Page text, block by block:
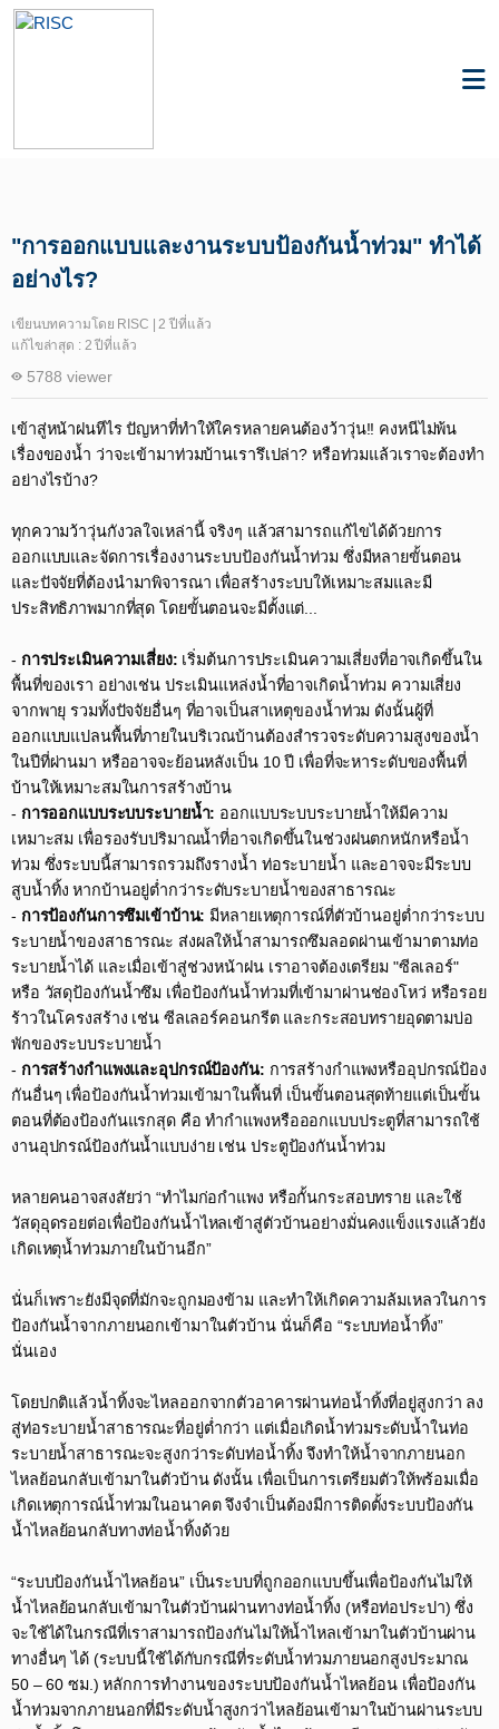
"การออกแบบและงานระบบป้องกันน้ำท่วม" ทำได้
อย่างไร?
เขียนบทความโดย RISC | 2 ปีที่แล้ว
แก้ไขล่าสุด : 2 ปีที่แล้ว
5788 viewer
เข้าสู่หน้าฝนทีไร ปัญหาที่ทำให้ใครหลายคนต้องว้าวุ่น!! คงหนีไม่พ้น
เรื่องของน้ำ ว่าจะเข้ามาท่วมบ้านเรารึเปล่า? หรือท่วมแล้วเราจะต้องทำ
อย่างไรบ้าง?​
ทุกความว้าวุ่นกังวลใจเหล่านี้ จริงๆ แล้วสามารถแก้ไขได้ด้วยการ
ออกแบบและจัดการเรื่องงานระบบป้องกันน้ำท่วม ซึ่งมีหลายขั้นตอน
และปัจจัยที่ต้องนำมาพิจารณา เพื่อสร้างระบบให้เหมาะสมและมี
ประสิทธิภาพมากที่สุด โดยขั้นตอนจะมีตั้งแต่...​
- การประเมินความเสี่ยง: เริ่มต้นการประเมินความเสี่ยงที่อาจเกิดขึ้นใน
พื้นที่ของเรา อย่างเช่น ประเมินแหล่งน้ำที่อาจเกิดน้ำท่วม ความเสี่ยง
จากพายุ รวมทั้งปัจจัยอื่นๆ ที่อาจเป็นสาเหตุของน้ำท่วม ดังนั้นผู้ที่
ออกแบบแปลนพื้นที่ภายในบริเวณบ้านต้องสำรวจระดับความสูงของน้ำ
ในปีที่ผ่านมา หรืออาจจะย้อนหลังเป็น 10 ปี เพื่อที่จะหาระดับของพื้นที่
บ้านให้เหมาะสมในการสร้างบ้าน​
- การออกแบบระบบระบายน้ำ: ออกแบบระบบระบายน้ำให้มีความ
เหมาะสม เพื่อรองรับปริมาณน้ำที่อาจเกิดขึ้นในช่วงฝนตกหนักหรือน้ำ
ท่วม ซึ่งระบบนี้สามารถรวมถึงรางน้ำ ท่อระบายน้ำ และอาจจะมีระบบ
สูบน้ำทิ้ง หากบ้านอยู่ต่ำกว่าระดับระบายน้ำของสาธารณะ​
- การป้องกันการซึมเข้าบ้าน: มีหลายเหตุการณ์ที่ตัวบ้านอยู่ต่ำกว่าระบบ
ระบายน้ำของสาธารณะ ส่งผลให้น้ำสามารถซึมลอดผ่านเข้ามาตามท่อ
ระบายน้ำได้ และเมื่อเข้าสู่ช่วงหน้าฝน เราอาจต้องเตรียม "ซีลเลอร์"
หรือ วัสดุป้องกันน้ำซึม เพื่อป้องกันน้ำท่วมที่เข้ามาผ่านช่องโหว่ หรือรอย
ร้าวในโครงสร้าง เช่น ซีลเลอร์คอนกรีต และกระสอบทรายอุดตามบ่อ
พักของระบบระบายน้ำ​
- การสร้างกำแพงและอุปกรณ์ป้องกัน: การสร้างกำแพงหรืออุปกรณ์ป้อง
กันอื่นๆ เพื่อป้องกันน้ำท่วมเข้ามาในพื้นที่ เป็นขั้นตอนสุดท้ายแต่เป็นขั้น
ตอนที่ต้องป้องกันแรกสุด คือ ทำกำแพงหรือออกแบบประตูที่สามารถใช้
งานอุปกรณ์ป้องกันน้ำแบบง่าย เช่น ประตูป้องกันน้ำท่วม​
หลายคนอาจสงสัยว่า “ทำไมก่อกำแพง หรือกั้นกระสอบทราย และใช้
วัสดุอุดรอยต่อเพื่อป้องกันน้ำไหลเข้าสู่ตัวบ้านอย่างมั่นคงแข็งแรงแล้วยัง
เกิดเหตุน้ำท่วมภายในบ้านอีก”​
นั่นก็เพราะยังมีจุดที่มักจะถูกมองข้าม และทำให้เกิดความล้มเหลวในการ
ป้องกันน้ำจากภายนอกเข้ามาในตัวบ้าน นั่นก็คือ “ระบบท่อน้ำทิ้ง”
นั่นเอง​
โดยปกติแล้วน้ำทิ้งจะไหลออกจากตัวอาคารผ่านท่อน้ำทิ้งที่อยู่สูงกว่า ลง
สู่ท่อระบายน้ำสาธารณะที่อยู่ต่ำกว่า แต่เมื่อเกิดน้ำท่วมระดับน้ำในท่อ
ระบายน้ำสาธารณะจะสูงกว่าระดับท่อน้ำทิ้ง จึงทำให้น้ำจากภายนอก
ไหลย้อนกลับเข้ามาในตัวบ้าน ดังนั้น เพื่อเป็นการเตรียมตัวให้พร้อมเมื่อ
เกิดเหตุการณ์น้ำท่วมในอนาคต จึงจำเป็นต้องมีการติดตั้งระบบป้องกัน
น้ำไหลย้อนกลับทางท่อน้ำทิ้งด้วย​
“ระบบป้องกันน้ำไหลย้อน” เป็นระบบที่ถูกออกแบบขึ้นเพื่อป้องกันไม่ให้
น้ำไหลย้อนกลับเข้ามาในตัวบ้านผ่านทางท่อน้ำทิ้ง (หรือท่อประปา) ซึ่ง
จะใช้ได้ในกรณีที่เราสามารถป้องกันไม่ให้น้ำไหลเข้ามาในตัวบ้านผ่าน
ทางอื่นๆ ได้ (ระบบนี้ใช้ได้กับกรณีที่ระดับน้ำท่วมภายนอกสูงประมาณ
50 – 60 ซม.) หลักการทำงานของระบบป้องกันน้ำไหลย้อน เพื่อป้องกัน
น้ำท่วมจากภายนอกที่มีระดับน้ำสูงกว่าไหลย้อนเข้ามาในบ้านผ่านระบบ